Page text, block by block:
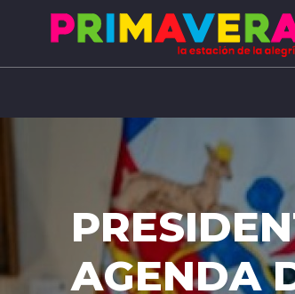
AGENDA